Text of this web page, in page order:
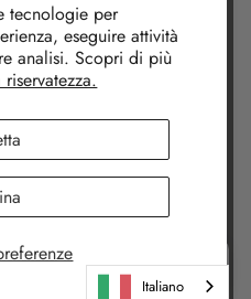
tecnologie per
eseguire attività
analisi. Scopri di più
Italiano